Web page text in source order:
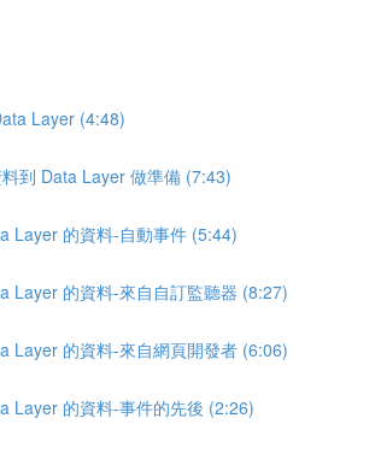
Layer (4:48)
到 Data Layer 做準備 (7:43)
Layer 的資料-自動事件 (5:44)
Layer 的資料-來自自訂監聽器 (8:27)
Layer 的資料-來自網頁開發者 (6:06)
Layer 的資料-事件的先後 (2:26)